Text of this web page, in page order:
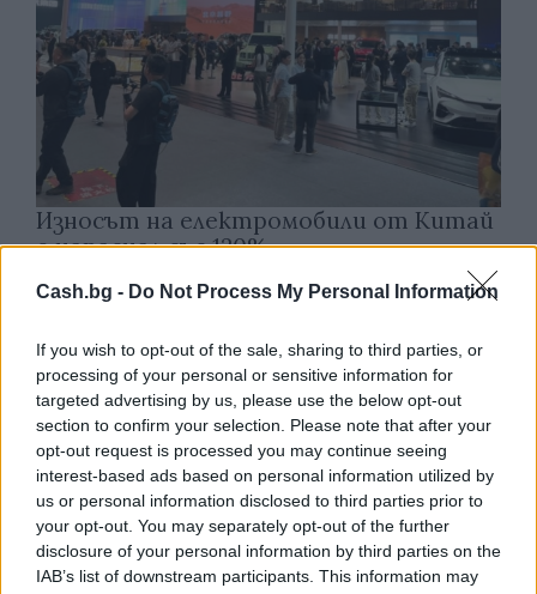
Cash.bg - Do Not Process My Personal Information
If you wish to opt-out of the sale, sharing to third parties, or
processing of your personal or sensitive information for
targeted advertising by us, please use the below opt-out
section to confirm your selection. Please note that after your
opt-out request is processed you may continue seeing
interest-based ads based on personal information utilized by
us or personal information disclosed to third parties prior to
your opt-out. You may separately opt-out of the further
disclosure of your personal information by third parties on the
IAB’s list of downstream participants. This information may
Износът на електромобили от Китай
е нараснал със 120%
06.08.2026 / 16:30